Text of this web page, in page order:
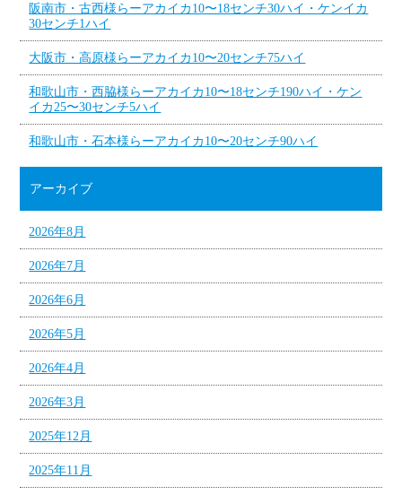
阪南市・古西様らーアカイカ10〜18センチ30ハイ・ケンイカ
30センチ1ハイ
大阪市・高原様らーアカイカ10〜20センチ75ハイ
和歌山市・西脇様らーアカイカ10〜18センチ190ハイ・ケン
イカ25〜30センチ5ハイ
和歌山市・石本様らーアカイカ10〜20センチ90ハイ
アーカイブ
2026年8月
2026年7月
2026年6月
2026年5月
2026年4月
2026年3月
2025年12月
2025年11月